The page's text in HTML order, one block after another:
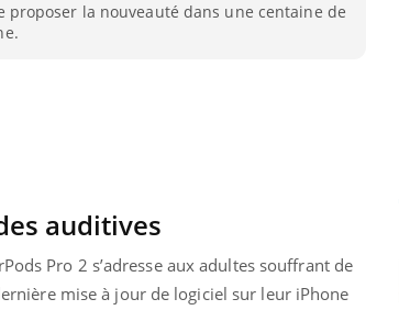
proposer la nouveauté dans une centaine de
auditives
Pro 2 s’adresse aux adultes souffrant de
mise à jour de logiciel sur leur iPhone